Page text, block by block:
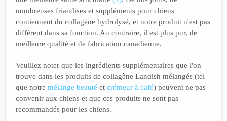
nombreuses friandises et suppléments pour chiens
contiennent du collagène hydrolysé, et notre produit n'est pas
différent dans sa fonction. Au contraire, il est plus pur, de
meilleure qualité et de fabrication canadienne.
Veuillez noter que les ingrédients supplémentaires que l'on
trouve dans les produits de collagène Landish mélangés (tel
que notre mélange beauté et crémeur à café) peuvent ne pas
convenir aux chiens et que ces produits ne sont pas
recommandés pour les chiens.